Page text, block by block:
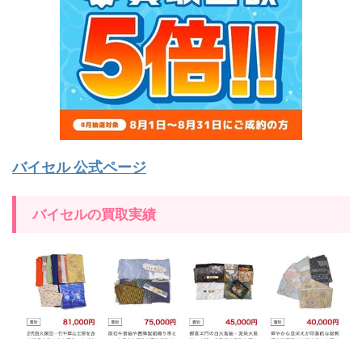
バイセル 公式ページ
バイセルの買取実績